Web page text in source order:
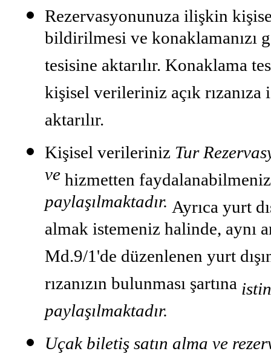
Rezervasyonunuza ilişkin
bildirilmesi ve konaklamanızı
tesisine aktarılır. Konaklama
kişisel verileriniz açık
aktarılır.
Kişisel verileriniz Tur
ve hizmetten
paylaşılmaktadır. Ayrıca yurt
almak istemeniz halinde,
Md.9/1'de düzenlenen yurt
rızanızın bulunması şartına
paylaşılmaktadır.
Uçak biletiş satın alma ve